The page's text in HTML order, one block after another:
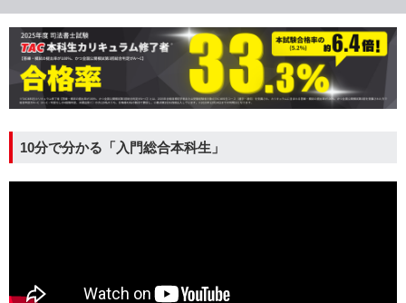
10分で分かる「入門総合本科生」